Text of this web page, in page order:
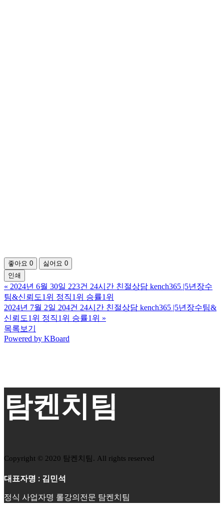
좋아요 0 싫어요 0
인쇄
« 2024년 6월 30일 223건 24시간 친절상담 kench365 |5년장수
팀&신뢰도1위 정직1위 승률1위
2024년 7월 2일 204건 24시간 친절상담 kench365 |5년장수팀&
신뢰도1위 정직1위 승률1위 »
목록보기
Powered by KBoard
탐켄치팀
Copyright © 2020 탐켄치팀. All rights reserved
대표자명 : 김민석
정식 사업자명 롤강의전문 탐켄치팀